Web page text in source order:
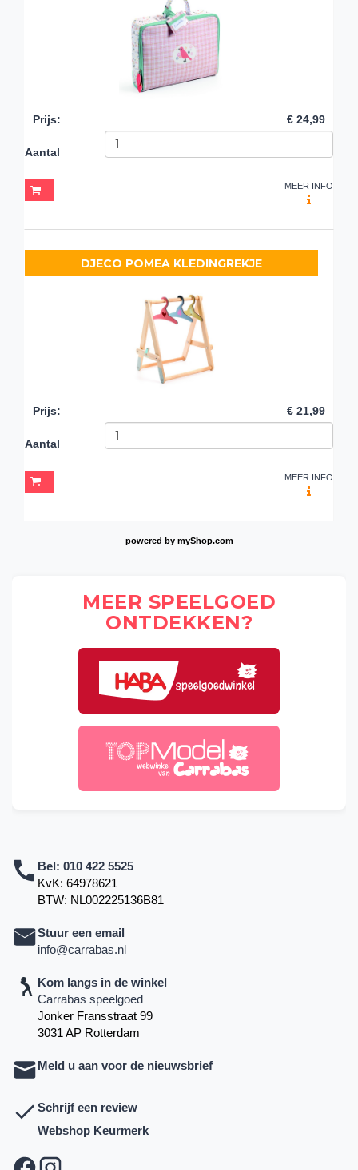
Prijs: € 24,99
Aantal
MEER INFO
DJECO POMEA KLEDINGREKJE
Prijs: € 21,99
Aantal
MEER INFO
powered by myShop.com
MEER SPEELGOED
ONTDEKKEN?
Bel: 010 422 5525
KvK: 64978621
BTW: NL002225136B81
Stuur een email
info@carrabas.nl
Kom langs in de winkel
Carrabas speelgoed
Jonker Fransstraat 99
3031 AP Rotterdam
Meld u aan voor de nieuwsbrief
Schrijf een review
Webshop Keurmerk